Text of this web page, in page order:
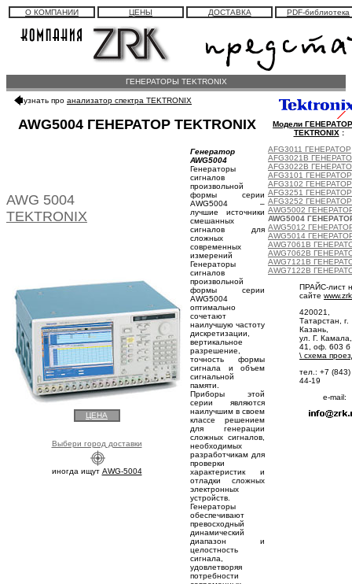
О КОМПАНИИ ЦЕНЫ ДОСТАВКА PDF-библиотека
ГЕНЕРАТОРЫ TEKTRONIX
узнать про анализатор спектра TEKTRONIX
AWG5004 ГЕНЕРАТОР TEKTRONIX
AWG 5004
TEKTRONIX
Генератор
AWG5004
Генераторы
сигналов
произвольной
формы серии
AWG5004 –
лучшие источники
смешанных
сигналов для
сложных
современных
измерений
Генераторы
сигналов
произвольной
формы серии
AWG5004
оптимально
сочетают
наилучшую частоту
дискретизации,
вертикальное
разрешение,
точность формы
сигнала и объем
сигнальной
памяти.
Приборы этой
серии являются
наилучшим в своем
классе решением
для генерации
сложных сигналов,
необходимых
разработчикам для
проверки
характеристик и
отладки сложных
электронных
устройств.
Генераторы
обеспечивают
превосходный
динамический
диапазон и
целостность
сигнала,
удовлетворяя
потребности
ЦЕНА
Выбери город доставки
иногда ищут AWG-5004
Модели
TEKTRONIX :
AFG3011 ГЕНЕРАТОР
AFG3021B
AFG3022B
AFG3101 ГЕНЕРАТОР
AFG3102 ГЕНЕРАТОР
AFG3251 ГЕНЕРАТОР
AFG3252 ГЕНЕРАТОР
AWG5002
AWG5004
AWG5012
AWG5014
AWG7061B
AWG7062B
AWG7121B
AWG7122B
ПРАЙС-лист
сайте
420021,
Татарстан, г.
Казань,
ул. Г.
41, оф. 603 б
\ схема
тел.: +7
44-19
e-mail: